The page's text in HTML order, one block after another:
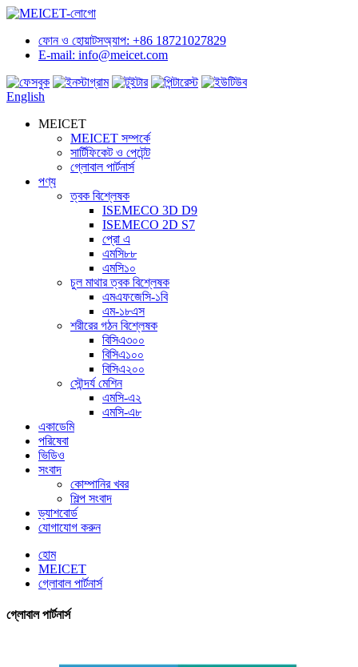
ফোন ও হোয়াটসঅ্যাপ: +86 18721027829
E-mail: info@meicet.com
English
MEICET
MEICET সম্পর্কে
সার্টিফিকেট ও পেটেন্ট
গ্লোবাল পার্টনার্স
পণ্য
ত্বক বিশ্লেষক
ISEMECO 3D D9
ISEMECO 2D S7
প্রো এ
এমসি৮৮
এমসি১০
চুল মাথার ত্বক বিশ্লেষক
এমএফজেসি-১বি
এম-১৮এস
শরীরের গঠন বিশ্লেষক
বিসিএ৩০০
বিসিএ১০০
বিসিএ২০০
সৌন্দর্য মেশিন
এমসি-এ২
এমসি-এ৮
একাডেমি
পরিষেবা
ভিডিও
সংবাদ
কোম্পানির খবর
শিল্প সংবাদ
ড্যাশবোর্ড
যোগাযোগ করুন
হোম
MEICET
গ্লোবাল পার্টনার্স
গ্লোবাল পার্টনার্স